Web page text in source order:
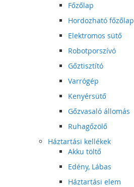
Főzőlap
Hordozható főzőlap
Elektromos sütő
Robotporszívó
Gőztisztító
Varrógép
Kenyérsütő
Gőzvasaló állomás
Ruhagőzölő
Háztartási kellékek
Akku töltő
Edény, Lábas
Háztartási elem